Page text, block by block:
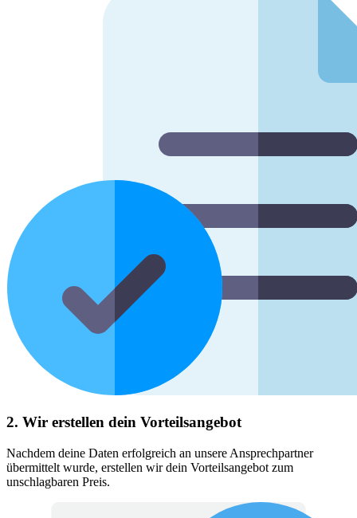
2. Wir erstellen dein Vorteilsangebot
Nachdem deine Daten erfolgreich an unsere Ansprechpartner
übermittelt wurde, erstellen wir dein Vorteilsangebot zum
unschlagbaren Preis.